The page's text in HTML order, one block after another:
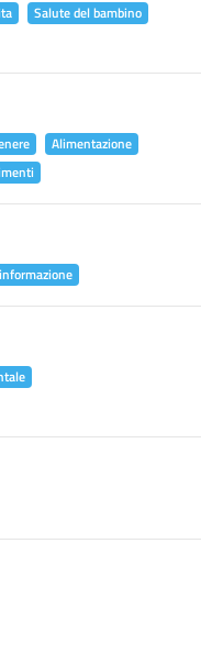
Salute del bambino
Alimentazione